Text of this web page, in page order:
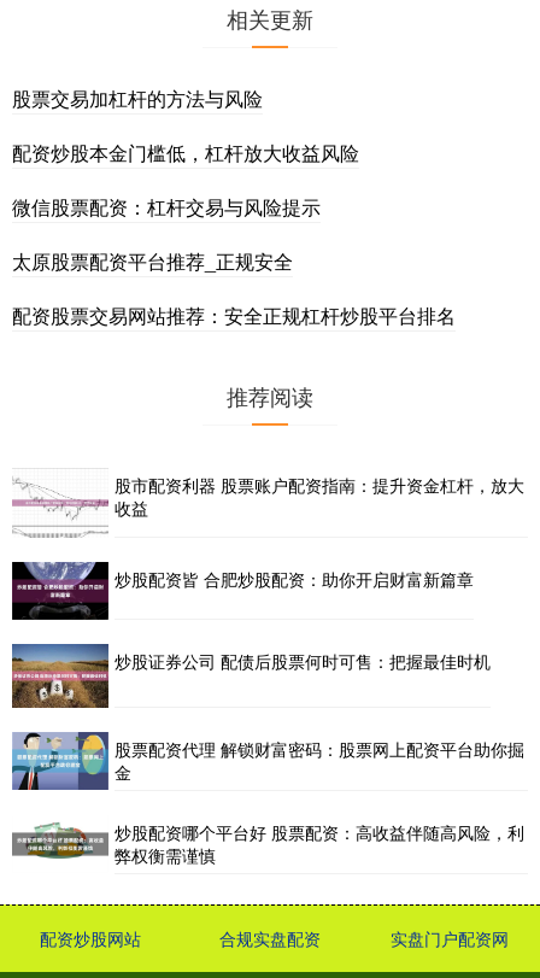
相关更新
股票交易加杠杆的方法与风险
配资炒股本金门槛低，杠杆放大收益风险
微信股票配资：杠杆交易与风险提示
太原股票配资平台推荐_正规安全
配资股票交易网站推荐：安全正规杠杆炒股平台排名
推荐阅读
股市配资利器 股票账户配资指南：提升资金杠杆，放大
收益
炒股配资皆 合肥炒股配资：助你开启财富新篇章
炒股证券公司 配债后股票何时可售：把握最佳时机
股票配资代理 解锁财富密码：股票网上配资平台助你掘
金
炒股配资哪个平台好 股票配资：高收益伴随高风险，利
弊权衡需谨慎
配资炒股网站 合规实盘配资 实盘门户配资网